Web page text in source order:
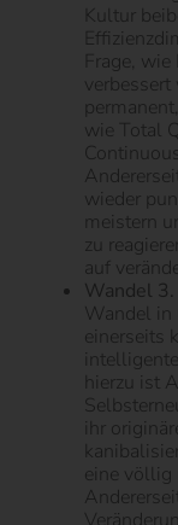
Kultur
Frage, wie
verbessert
wie Total
wieder
meistern
zu
auf
Wandel
Wandel in
einerseits
hierzu ist
ihr
eine völlig